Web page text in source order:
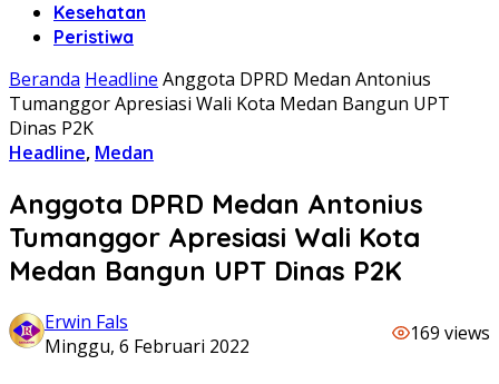
Kesehatan
Peristiwa
Beranda Headline Anggota DPRD Medan Antonius
Tumanggor Apresiasi Wali Kota Medan Bangun UPT
Dinas P2K
Headline, Medan
Anggota DPRD Medan Antonius
Tumanggor Apresiasi Wali Kota
Medan Bangun UPT Dinas P2K
Erwin Fals
Minggu, 6 Februari 2022
169 views